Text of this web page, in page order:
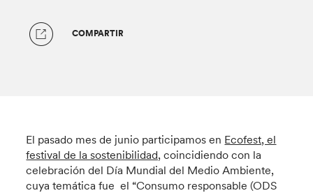
COMPARTIR
El pasado mes de junio participamos en Ecofest, el
festival de la sostenibilidad, coincidiendo con la
celebración del Día Mundial del Medio Ambiente,
cuya temática fue el “Consumo responsable (ODS